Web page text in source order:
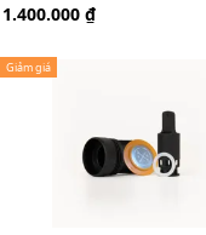
1.400.000 ₫
Giảm giá